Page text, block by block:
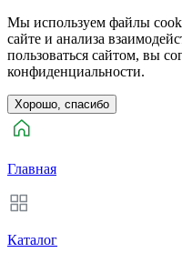
Мы используем файлы
сайте и анализа
пользоваться сайтом, вы
конфиденциальности.
Хорошо, спасибо
Главная
Каталог